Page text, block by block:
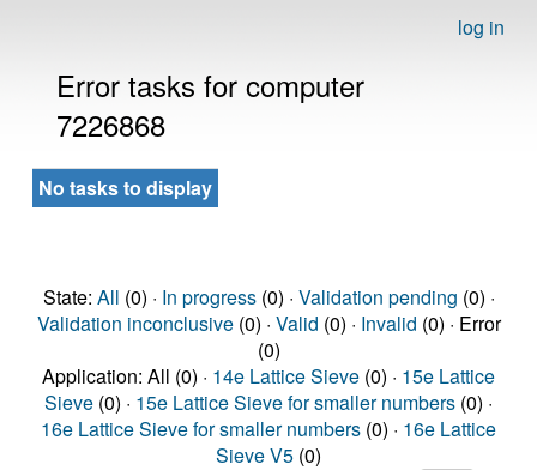
log in
Error tasks for computer
7226868
No tasks to display
State: All (0) · In progress(0) · Validation pending (0) ·
Validation inconclusive(0) · Valid (0) · Invalid (0) · Error
(0)
Application: All (0) · 14e Lattice Sieve (0) · 15e Lattice
Sieve (0) · 15e Lattice Sieve for smaller numbers (0) ·
16e Lattice Sieve for smaller numbers (0) · 16e Lattice
Sieve V5 (0)